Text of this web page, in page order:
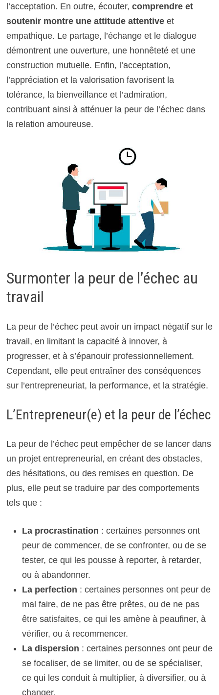
l’acceptation. En outre, écouter, comprendre et
soutenir montre une attitude attentiveet
empathique. Le partage, l’échange et le dialogue
démontrent une ouverture, une honnêteté et une
construction mutuelle. Enfin, l’acceptation,
l’appréciation et la valorisation favorisent la
tolérance, la bienveillance et l’admiration,
contribuant ainsi à atténuer la peur de l’échec dans
la relation amoureuse.
Surmonter la peur de l’échec au
travail
La peur de l’échec peut avoir un impact négatif sur le
travail, en limitant la capacité à innover, à
progresser, et à s’épanouir professionnellement.
Cependant, elle peut entraîner des conséquences
sur l’entrepreneuriat, la performance, et la stratégie.
L’Entrepreneur(e) et la peur de l’échec
La peur de l’échec peut empêcher de se lancer dans
un projet entrepreneurial, en créant des obstacles,
des hésitations, ou des remises en question. De
plus, elle peut se traduire par des comportements
tels que :
La procrastination : certaines personnes ont
peur de commencer, de se confronter, ou de se
tester, ce qui les pousse à reporter, à retarder,
ou à abandonner.
La perfection : certaines personnes ont peur de
mal faire, de ne pas être prêtes, ou de ne pas
être satisfaites, ce qui les amène à peaufiner, à
vérifier, ou à recommencer.
La dispersion : certaines personnes ont peur de
se focaliser, de se limiter, ou de se spécialiser,
ce qui les conduit à multiplier, à diversifier, ou à
changer.